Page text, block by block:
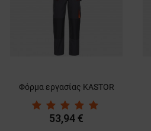
Φόρμα εργασίας KASTOR
53,94 €